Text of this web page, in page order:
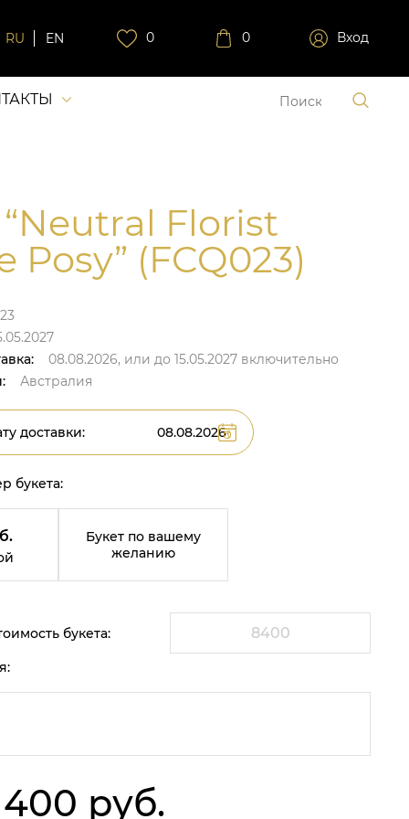
RU EN 0 0 Вход
Florist
Posy” (FCQ023)
08.08.2026, или до 15.05.2027 включительно
Австралия
доставки:
букета:
Букет по вашему
желанию
букета:
руб.